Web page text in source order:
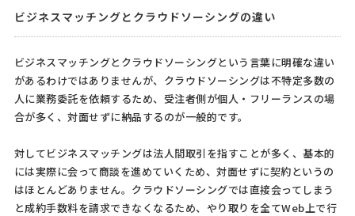
ビジネスマッチングとクラウドソーシングの違い
ビジネスマッチングとクラウドソーシングという言葉に明確な違い
があるわけではありませんが、クラウドソーシングは不特定多数の
人に業務委託を依頼するため、受注者側が個人・フリーランスの場
合が多く、対面せずに納品するのが一般的です。
対してビジネスマッチングは法人間取引を指すことが多く、基本的
には実際に会って商談を進めていくため、対面せずに契約というの
はほとんどありません。クラウドソーシングでは直接会ってしまう
と成約手数料を請求できなくなるため、やり取りを全てWeb上で行